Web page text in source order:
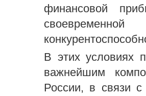
финансовой
В этих условиях
важнейшим
России, в связи